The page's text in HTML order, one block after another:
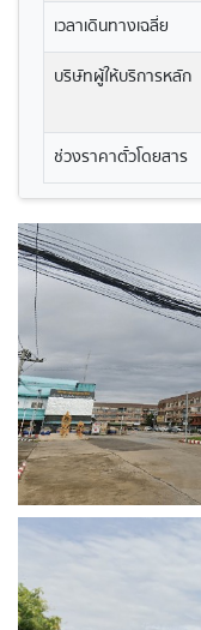
เวลาเดินทางเฉลี่ย
บริษัทผู้ให้บริการหลัก
ช่วงราคาตั๋วโดยสาร